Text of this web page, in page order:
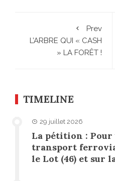
Prev
L’ARBRE QUI « CASH
» LA FORÊT !
TIMELINE
29 juillet 2026
La pétition :
transport
le Lot (46) et sur